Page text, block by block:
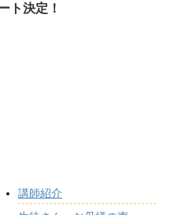
ト決定！
講師紹介